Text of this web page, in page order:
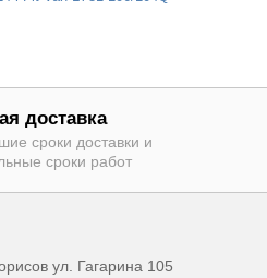
доставка
сроки доставки и
сроки работ
ул. Гагарина 105